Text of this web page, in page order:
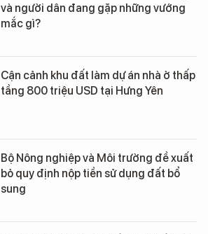
và người dân đang gặp những vướng
mắc gì?
Cận cảnh khu đất làm dự án nhà ở thấp
tầng 800 triệu USD tại Hưng Yên
Bộ Nông nghiệp và Môi trường đề xuất
bỏ quy định nộp tiền sử dụng đất bổ
sung